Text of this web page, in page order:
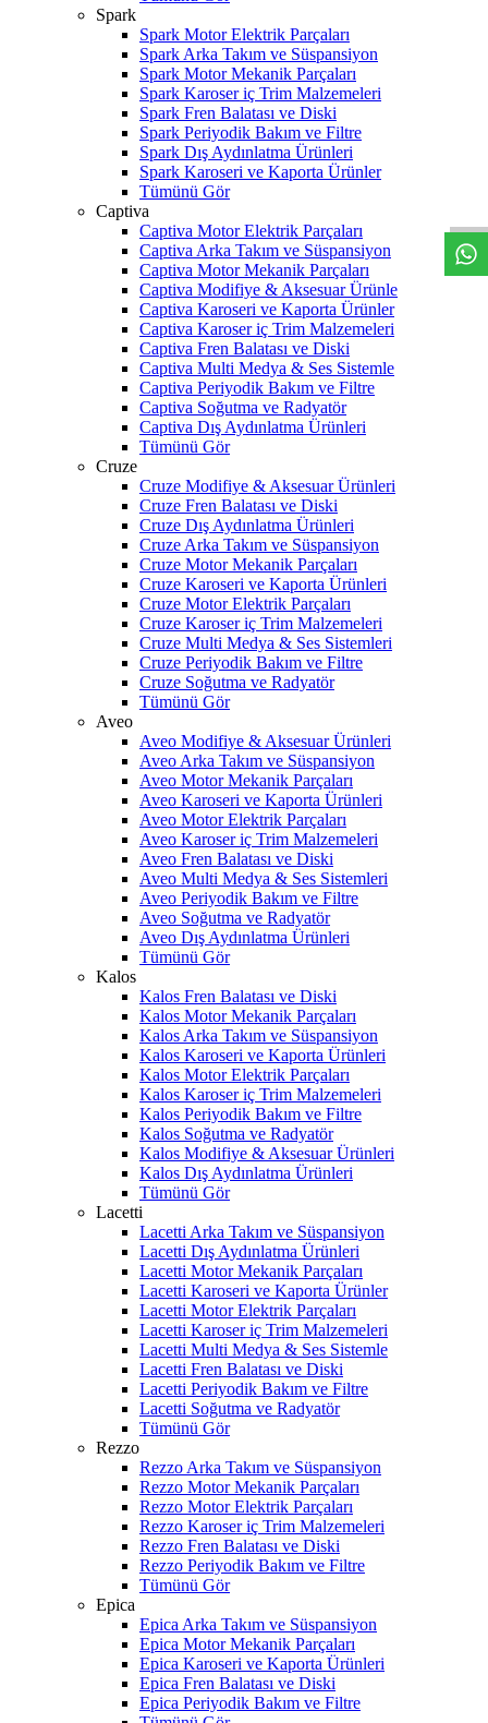
Spark
Spark Motor Elektrik Parçaları
Spark Arka Takım ve Süspansiyon
Spark Motor Mekanik Parçaları
Spark Karoser iç Trim Malzemeleri
Spark Fren Balatası ve Diski
Spark Periyodik Bakım ve Filtre
Spark Dış Aydınlatma Ürünleri
Spark Karoseri ve Kaporta Ürünler
Tümünü Gör
Captiva
Captiva Motor Elektrik Parçaları
Captiva Arka Takım ve Süspansiyon
Captiva Motor Mekanik Parçaları
Captiva Modifiye & Aksesuar Ürünle
Captiva Karoseri ve Kaporta Ürünler
Captiva Karoser iç Trim Malzemeleri
Captiva Fren Balatası ve Diski
Captiva Multi Medya & Ses Sistemle
Captiva Periyodik Bakım ve Filtre
Captiva Soğutma ve Radyatör
Captiva Dış Aydınlatma Ürünleri
Tümünü Gör
Cruze
Cruze Modifiye & Aksesuar Ürünleri
Cruze Fren Balatası ve Diski
Cruze Dış Aydınlatma Ürünleri
Cruze Arka Takım ve Süspansiyon
Cruze Motor Mekanik Parçaları
Cruze Karoseri ve Kaporta Ürünleri
Cruze Motor Elektrik Parçaları
Cruze Karoser iç Trim Malzemeleri
Cruze Multi Medya & Ses Sistemleri
Cruze Periyodik Bakım ve Filtre
Cruze Soğutma ve Radyatör
Tümünü Gör
Aveo
Aveo Modifiye & Aksesuar Ürünleri
Aveo Arka Takım ve Süspansiyon
Aveo Motor Mekanik Parçaları
Aveo Karoseri ve Kaporta Ürünleri
Aveo Motor Elektrik Parçaları
Aveo Karoser iç Trim Malzemeleri
Aveo Fren Balatası ve Diski
Aveo Multi Medya & Ses Sistemleri
Aveo Periyodik Bakım ve Filtre
Aveo Soğutma ve Radyatör
Aveo Dış Aydınlatma Ürünleri
Tümünü Gör
Kalos
Kalos Fren Balatası ve Diski
Kalos Motor Mekanik Parçaları
Kalos Arka Takım ve Süspansiyon
Kalos Karoseri ve Kaporta Ürünleri
Kalos Motor Elektrik Parçaları
Kalos Karoser iç Trim Malzemeleri
Kalos Periyodik Bakım ve Filtre
Kalos Soğutma ve Radyatör
Kalos Modifiye & Aksesuar Ürünleri
Kalos Dış Aydınlatma Ürünleri
Tümünü Gör
Lacetti
Lacetti Arka Takım ve Süspansiyon
Lacetti Dış Aydınlatma Ürünleri
Lacetti Motor Mekanik Parçaları
Lacetti Karoseri ve Kaporta Ürünler
Lacetti Motor Elektrik Parçaları
Lacetti Karoser iç Trim Malzemeleri
Lacetti Multi Medya & Ses Sistemle
Lacetti Fren Balatası ve Diski
Lacetti Periyodik Bakım ve Filtre
Lacetti Soğutma ve Radyatör
Tümünü Gör
Rezzo
Rezzo Arka Takım ve Süspansiyon
Rezzo Motor Mekanik Parçaları
Rezzo Motor Elektrik Parçaları
Rezzo Karoser iç Trim Malzemeleri
Rezzo Fren Balatası ve Diski
Rezzo Periyodik Bakım ve Filtre
Tümünü Gör
Epica
Epica Arka Takım ve Süspansiyon
Epica Motor Mekanik Parçaları
Epica Karoseri ve Kaporta Ürünleri
Epica Fren Balatası ve Diski
Epica Periyodik Bakım ve Filtre